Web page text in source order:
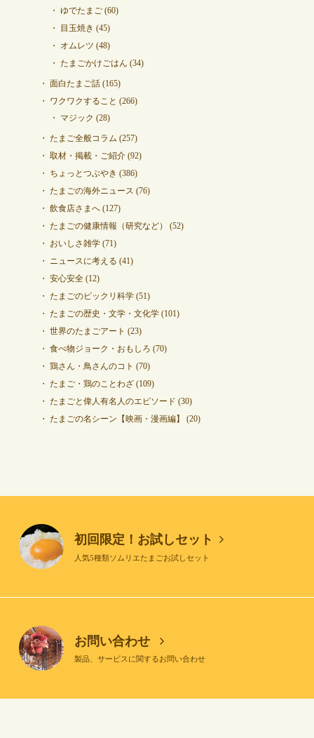
ゆでたまご(60)
目玉焼き (45)
オムレツ (48)
たまごかけごはん (34)
面白たまご話(165)
ワクワクすること (266)
マジック (28)
たまご全般コラム (257)
取材・掲載・ご紹介(92)
ちょっとつぶやき (386)
たまごの海外ニュース (76)
飲食店さまへ(127)
たまごの健康情報（研究など）
(52)
おいしさ雑学(71)
ニュースに考える (41)
安心安全(12)
たまごのビックリ科学(51)
たまごの歴史・文学・文化学(101)
世界のたまごアート (23)
食べ物ジョーク・おもしろ (70)
鶏さん・鳥さんのコト (70)
たまご・鶏のことわざ(109)
たまごと偉人有名人のエピソード (30)
たまごの名シーン【映画・漫画編】
(20)
初回限定！お試しセット
人気5種類ソムリエたまごお試しセット
お問い合わせ
製品、サービスに関するお問い合わせ